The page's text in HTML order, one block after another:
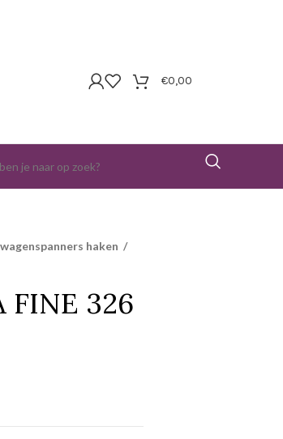
€0,00
haken /
FINE 326